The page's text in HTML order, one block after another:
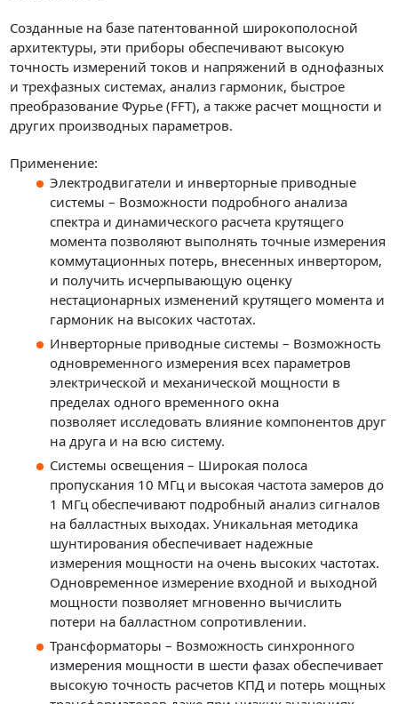
Созданные на базе патентованной широкополосной
архитектуры, эти приборы обеспечивают высокую
точность измерений токов и напряжений в однофазных
и трехфазных системах, анализ гармоник, быстрое
преобразование Фурье (FFT), а также расчет мощности и
других производных параметров.
Применение:
Электродвигатели и инверторные приводные
системы – Возможности подробного анализа
спектра и динамического расчета крутящего
момента позволяют выполнять точные измерения
коммутационных потерь, внесенных инвертором,
и получить исчерпывающую оценку
нестационарных изменений крутящего момента и
гармоник на высоких частотах.
Инверторные приводные системы – Возможность
одновременного измерения всех параметров
электрической и механической мощности в
пределах одного временного окна
позволяет исследовать влияние компонентов друг
на друга и на всю систему.
Системы освещения – Широкая полоса
пропускания 10 МГц и высокая частота замеров до
1 МГц обеспечивают подробный анализ сигналов
на балластных выходах. Уникальная методика
шунтирования обеспечивает надежные
измерения мощности на очень высоких частотах.
Одновременное измерение входной и выходной
мощности позволяет мгновенно вычислить
потери на балластном сопротивлении.
Трансформаторы – Возможность синхронного
измерения мощности в шести фазах обеспечивает
высокую точность расчетов КПД и потерь мощных